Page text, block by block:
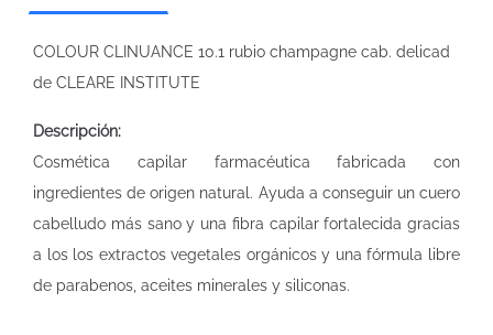
COLOUR CLINUANCE 10.1 rubio champagne cab. delicad
de CLEARE INSTITUTE
Descripción:
Cosmética capilar farmacéutica fabricada con
ingredientes de origen natural. Ayuda a conseguir un cuero
cabelludo más sano y una fibra capilar fortalecida gracias
a los los extractos vegetales orgánicos y una fórmula libre
de parabenos, aceites minerales y siliconas.